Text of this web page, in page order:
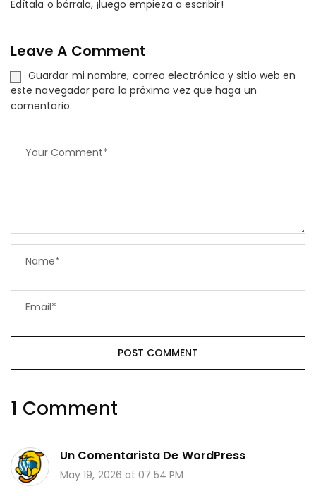
Edítala o bórrala, ¡luego empieza a escribir!
Leave A Comment
Guardar mi nombre, correo electrónico y sitio web en
este navegador para la próxima vez que haga un
comentario.
1 Comment
Un Comentarista De WordPress
May 19, 2026 at 07:54 PM